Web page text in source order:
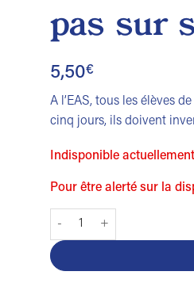
pas sur
5,50€
A l’EAS, tous les élèves
cinq jours, ils doivent
Indisponible actuellement
Pour être alerté sur la
quantité de 3 pas de